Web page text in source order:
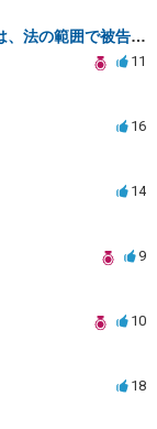
民事訴訟の対応で依頼した弁護士の方は、法の範囲で被告の味方ではないのでしょうか？
11
16
14
9
10
18